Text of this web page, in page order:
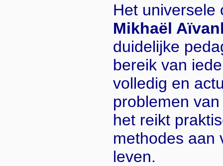
Het
Mikhaël
duidelijke
bereik van
volledig en
problemen
het reikt
methodes aan
leven.